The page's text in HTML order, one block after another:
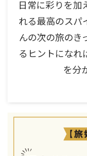
日常に彩りを加
れる最高のスパ
んの次の旅のき
るヒントになれ
を分